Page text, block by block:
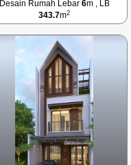
Desain Rumah Lebar 6m , LB
343.7m2